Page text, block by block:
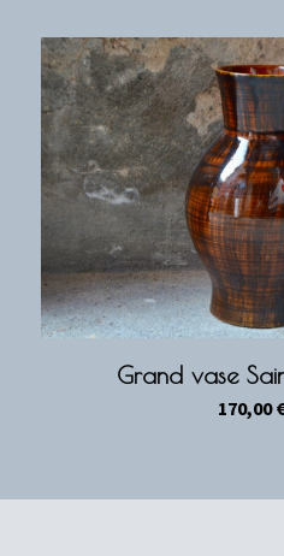
Grand vase
170,00